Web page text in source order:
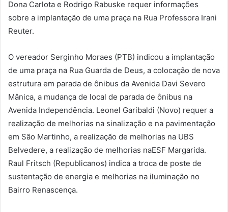
Dona Carlota e Rodrigo Rabuske requer informações
sobre a implantação de uma praça na Rua Professora Irani
Reuter.
O vereador Serginho Moraes (PTB) indicou a implantação
de uma praça na Rua Guarda de Deus, a colocação de nova
estrutura em parada de ônibus da Avenida Davi Severo
Mânica, a mudança de local de parada de ônibus na
Avenida Independência. Leonel Garibaldi (Novo) requer a
realização de melhorias na sinalização e na pavimentação
em São Martinho, a realização de melhorias na UBS
Belvedere, a realização de melhorias naESF Margarida.
Raul Fritsch (Republicanos) indica a troca de poste de
sustentação de energia e melhorias na iluminação no
Bairro Renascença.